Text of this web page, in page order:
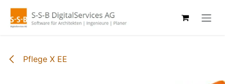
Zum Inhalt springen
Pflege X EE